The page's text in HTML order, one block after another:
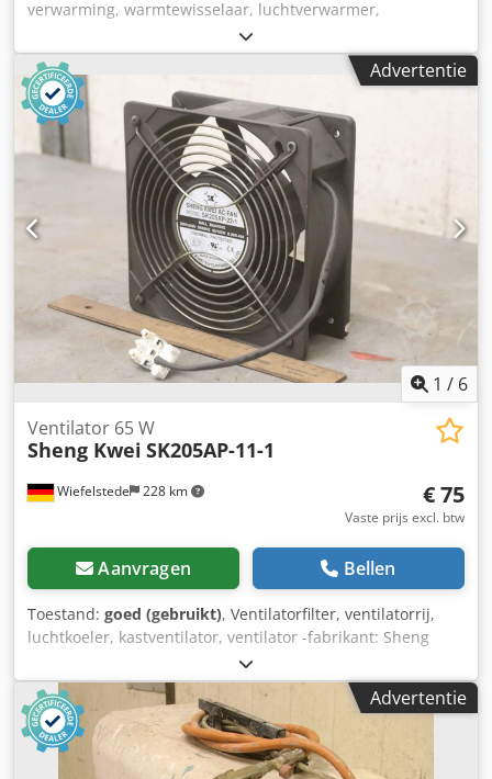
verwarming, warmtewisselaar, luchtverwarmer,
luchtheater, kanaalluchtverwarmer, kanaal-
luchtverwarmer, verwarmingsregister -Fabrikant: GEA
Happel, luchtverwarmer en warmtewisselaar -Type:
4114/403/441 -Ventilator: Ziehl-Abegg -Bedrijfsdruk: max.
13,4 bar -Aantal: 2x luchtverwarmer beschikbaar -Prijs: per
stuk -Afmetingen: 710/550/H495 mm -Gewicht: 60 kg/st.
Dcsdsu Tytaepfx Alrjk
Advertentie
1 / 6
Wiefelstede 228 km
Ventilator 65 W
Sheng Kwei SK205AP-11-1
€ 75
Vaste prijs excl. btw
Aanvragen Bellen
Toestand: goed (gebruikt), Ventilatorfilter, ventilatorrij,
luchtkoeler, kastventilator, ventilator -fabrikant: Sheng
Kwei, ventilator ventilator -Motor: Type SK205AP-11-1
Dcsdekahkkepfx Alrek -Afmetingen: 205/80/H205 mm -
Gewicht: 1,4 kg
Advertentie